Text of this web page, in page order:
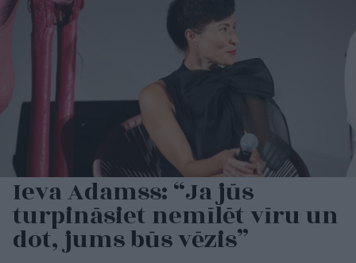
Ieva Adamss: “Ja jūs
turpināsiet nemīlēt vīru un
dot, jums būs vēzis”